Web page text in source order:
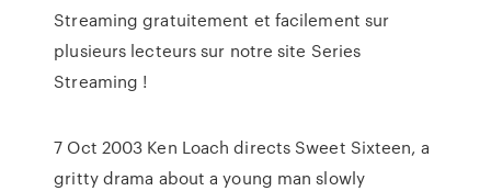
Streaming gratuitement et facilement sur
plusieurs lecteurs sur notre site Series
Streaming !
7 Oct 2003 Ken Loach directs Sweet Sixteen, a
gritty drama about a young man slowly